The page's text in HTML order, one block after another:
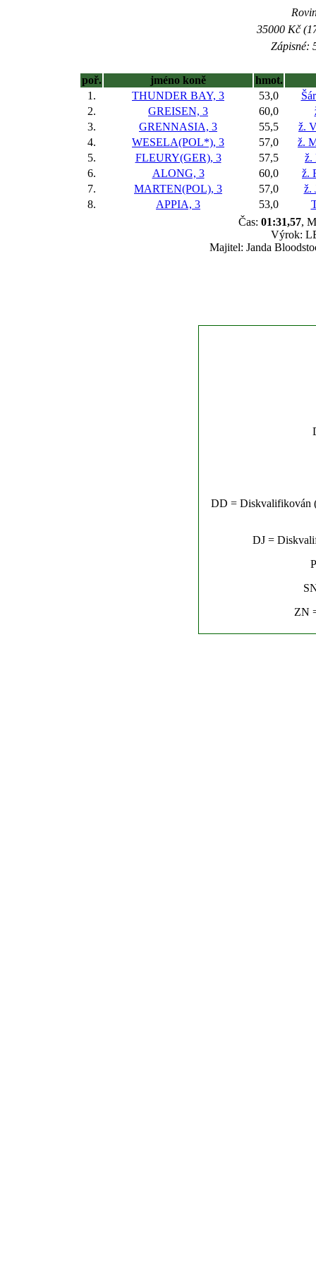
35000 Kč
Zápisné:
poř. jméno koně
hmot.
1.
THUNDER BAY, 3 53,0
2.
GREISEN, 3 60,0
3.
GRENNASIA, 3 55,5
ž.
4.
WESELA(POL*), 3 57,0
ž.
5.
FLEURY(GER), 3 57,5
ž.
6.
ALONG, 3 60,0
ž.
7.
MARTEN(POL), 3 57,0
ž.
8.
APPIA, 3 53,0
Čas: 01:31,57,
Výrok:
Majitel: Janda
DD = Diskvalifikován
DJ =
ZN